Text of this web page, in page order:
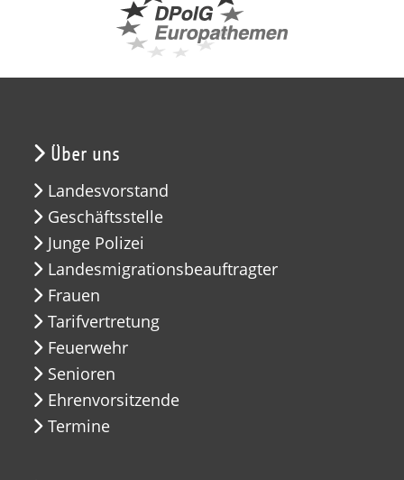
Über uns
Landesvorstand
Geschäftsstelle
Junge Polizei
Landesmigrationsbeauftragter
Frauen
Tarifvertretung
Feuerwehr
Senioren
Ehrenvorsitzende
Termine